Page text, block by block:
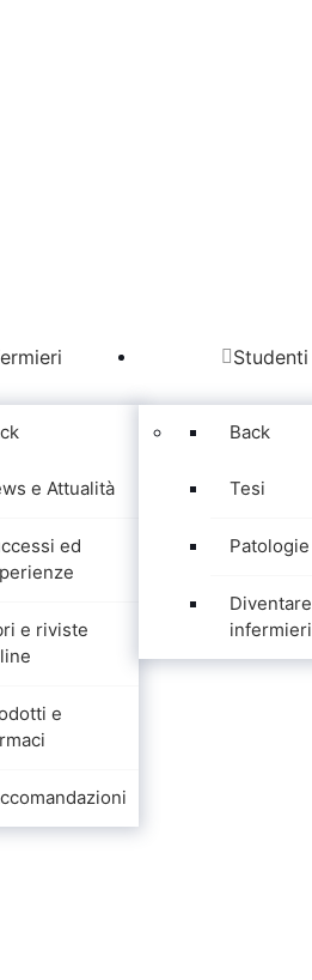
e Attualità
ed
e riviste
e
Studenti
Back
Tesi
Patologie
Diventare
infermieri